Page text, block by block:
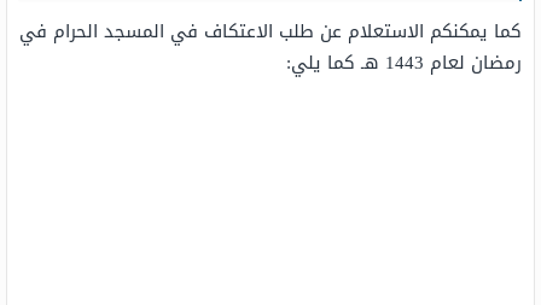
كما يمكنكم الاستعلام عن طلب الاعتكاف في المسجد الحرام في
رمضان لعام 1443 هـ كما يلي: